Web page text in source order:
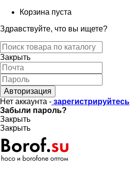
Корзина пуста
Здравствуйте, что вы ищете?
Закрыть
Авторизация
Нет аккаунта - зарегистрируйтесь
Забыли пароль?
Закрыть
Закрыть